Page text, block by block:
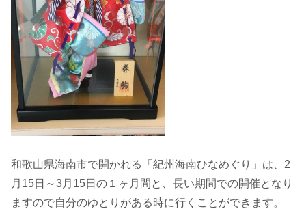
和歌山県海南市で開かれる「紀州海南ひなめぐり」は、2
月15日～3月15日の１ヶ月間と、長い期間での開催となり
ますので自分のゆとりがある時に行くことができます。